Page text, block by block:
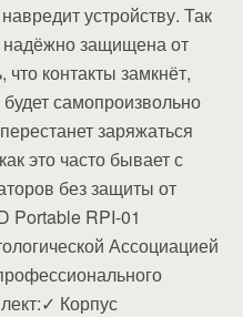
устройству. Так
надёжно защищена от
контакты замкнёт,
самопроизвольно
заряжаться
это часто бывает с
без защиты от
Portable RPI-01
Ассоциацией
Корпус